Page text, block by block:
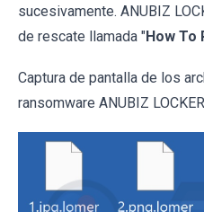
sucesivamente. ANUBIZ
de rescate llamada "How To
Captura de pantalla de los
ransomware ANUBIZ